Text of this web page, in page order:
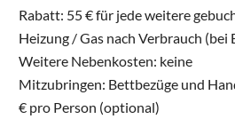
Rabatt: 55 € für jede weitere
Heizung / Gas nach Verbrauch (bei
Weitere Nebenkosten: keine
Mitzubringen: Bettbezüge und
€ pro Person (optional)